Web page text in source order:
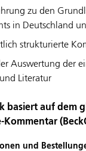
zu den
in Deutschland
strukturierte
Auswertung der
Literatur
basiert auf dem
Kommentar
und